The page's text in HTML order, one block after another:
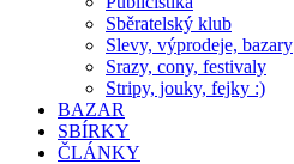
Sběratelský klub
Slevy, výprodeje, bazary
Srazy, cony, festivaly
Stripy, jouky, fejky :)
BAZAR
SBÍRKY
ČLÁNKY